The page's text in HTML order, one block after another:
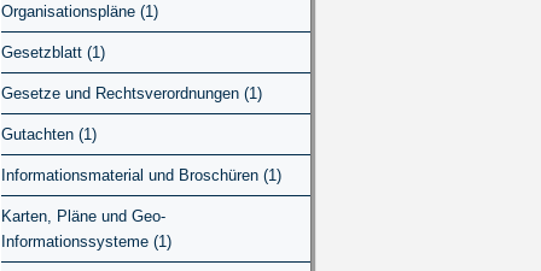
Organisationspläne (1)
Gesetzblatt (1)
Gesetze und Rechtsverordnungen (1)
Gutachten (1)
Informationsmaterial und Broschüren (1)
Karten, Pläne und Geo-
Informationssysteme (1)